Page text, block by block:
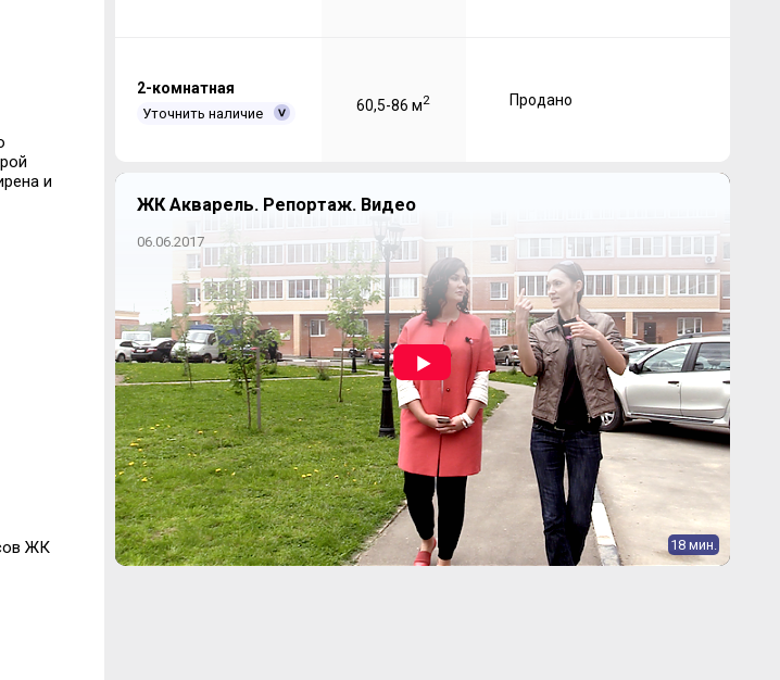
и
ЖК
2-комнатная
Уточнить наличие 60,5-86 м2 Продано
ЖК Акварель. Репортаж. Видео
06.06.2017
18 мин.